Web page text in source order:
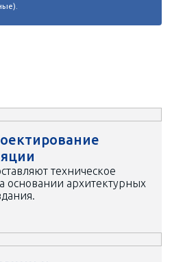
техническое
основании архитектурных